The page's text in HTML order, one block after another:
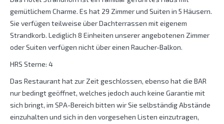
gemütlichem Charme. Es hat 29 Zimmer und Suiten in 5 Häusern.
Sie verfügen teilweise über Dachterrassen mit eigenem
Strandkorb. Lediglich 8 Einheiten unserer angebotenen Zimmer
oder Suiten verfügen nicht über einen Raucher-Balkon.
HRS Sterne: 4
Das Restaurant hat zur Zeit geschlossen, ebenso hat die BAR
nur bedingt geöffnet, welches jedoch auch keine Garantie mit
sich bringt, im SPA-Bereich bitten wir Sie selbständig Abstände
einzuhalten und sich in den vorgesehen Listen einzutragen,